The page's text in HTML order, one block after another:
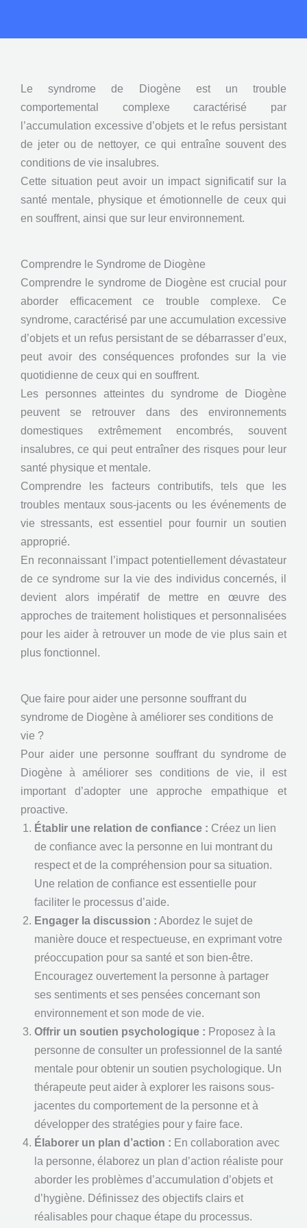
Le syndrome de Diogène est un trouble
comportemental complexe caractérisé par
l’accumulation excessive d’objets et le refus persistant
de jeter ou de nettoyer, ce qui entraîne souvent des
conditions de vie insalubres.
Cette situation peut avoir un impact significatif sur la
santé mentale, physique et émotionnelle de ceux qui
en souffrent, ainsi que sur leur environnement.
Comprendre le Syndrome de Diogène
Comprendre le syndrome de Diogène est crucial pour
aborder efficacement ce trouble complexe. Ce
syndrome, caractérisé par une accumulation excessive
d’objets et un refus persistant de se débarrasser d’eux,
peut avoir des conséquences profondes sur la vie
quotidienne de ceux qui en souffrent.
Les personnes atteintes du syndrome de Diogène
peuvent se retrouver dans des environnements
domestiques extrêmement encombrés, souvent
insalubres, ce qui peut entraîner des risques pour leur
santé physique et mentale.
Comprendre les facteurs contributifs, tels que les
troubles mentaux sous-jacents ou les événements de
vie stressants, est essentiel pour fournir un soutien
approprié.
En reconnaissant l’impact potentiellement dévastateur
de ce syndrome sur la vie des individus concernés, il
devient alors impératif de mettre en œuvre des
approches de traitement holistiques et personnalisées
pour les aider à retrouver un mode de vie plus sain et
plus fonctionnel.
Que faire pour aider une personne souffrant du
syndrome de Diogène à améliorer ses conditions de
vie ?
Pour aider une personne souffrant du syndrome de
Diogène à améliorer ses conditions de vie, il est
important d’adopter une approche empathique et
proactive.
Établir une relation de confiance : Créez un lien
de confiance avec la personne en lui montrant du
respect et de la compréhension pour sa situation.
Une relation de confiance est essentielle pour
faciliter le processus d’aide.
Engager la discussion : Abordez le sujet de
manière douce et respectueuse, en exprimant votre
préoccupation pour sa santé et son bien-être.
Encouragez ouvertement la personne à partager
ses sentiments et ses pensées concernant son
environnement et son mode de vie.
Offrir un soutien psychologique : Proposez à la
personne de consulter un professionnel de la santé
mentale pour obtenir un soutien psychologique. Un
thérapeute peut aider à explorer les raisons sous-
jacentes du comportement de la personne et à
développer des stratégies pour y faire face.
Élaborer un plan d’action : En collaboration avec
la personne, élaborez un plan d’action réaliste pour
aborder les problèmes d’accumulation d’objets et
d’hygiène. Définissez des objectifs clairs et
réalisables pour chaque étape du processus.